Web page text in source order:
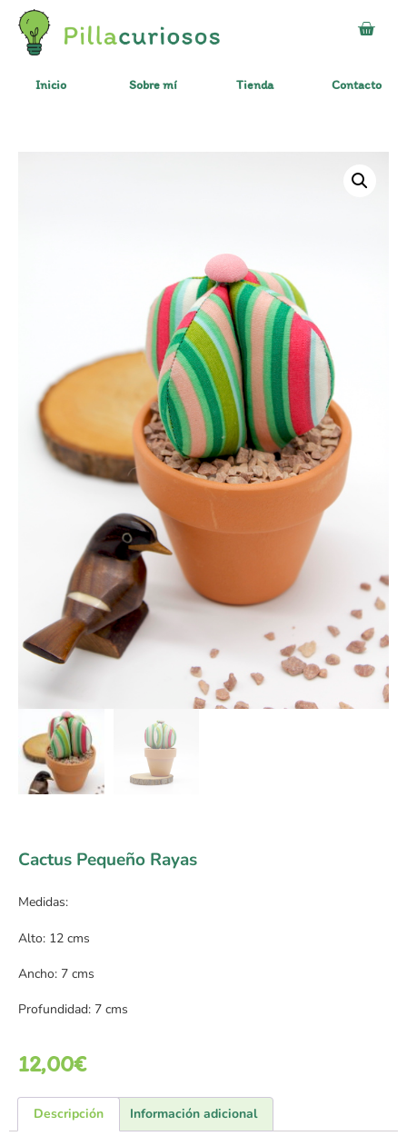
Inicio Sobre mí Tienda Contacto
Cactus Pequeño Rayas
Medidas:
Alto: 12 cms
Ancho: 7 cms
Profundidad: 7 cms
12,00€
Descripción Información adicional